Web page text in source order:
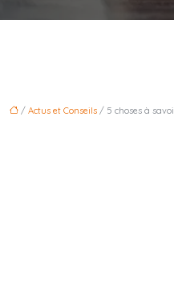
/ Actus et Conseils / 5 choses à